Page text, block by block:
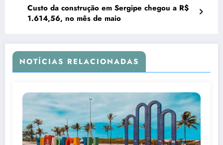
Custo da construção em Sergipe chegou a R$
1.614,56, no mês de maio
NOTÍCIAS RELACIONADAS